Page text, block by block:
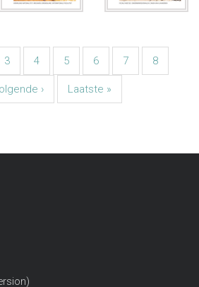
Pagina
3 Pagina
4 Pagina
5 Pagina
6 Pagina
7 Pagina
8
›
Laatste
Laatste »